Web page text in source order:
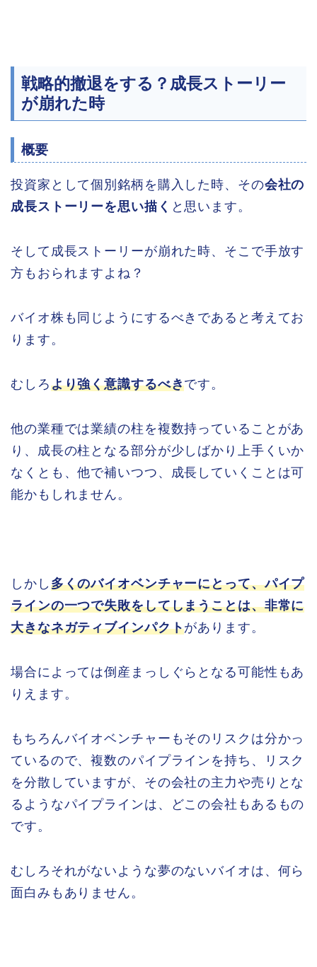
戦略的撤退をする？成長ストーリー
が崩れた時
概要
投資家として個別銘柄を購入した時、その会社の
成長ストーリーを思い描く と思います。
そして成長ストーリーが崩れた時、そこで手放す
方もおられますよね？
バイオ株も同じようにするべきであると考えてお
ります。
むしろより強く意識するべきです。
他の業種では業績の柱を複数持っていることがあ
り、成長の柱となる部分が少しばかり上手くいか
なくとも、他で補いつつ、成長していくことは可
能かもしれません。
しかし 多くのバイオベンチャーにとって、パイプ
ラインの一つで失敗をしてしまうことは、非常に
大きなネガティブインパクトがあります。
場合によっては倒産まっしぐらとなる可能性もあ
りえます。
もちろんバイオベンチャーもそのリスクは分かっ
ているので、複数のパイプラインを持ち、リスク
を分散していますが、その会社の主力や売りとな
るようなパイプラインは、どこの会社もあるもの
です。
むしろそれがないような夢のないバイオは、何ら
面白みもありません。